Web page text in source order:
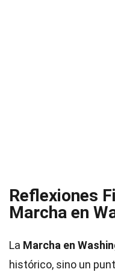
Reflexiones
Marcha en
La Marcha en
histórico, sino un